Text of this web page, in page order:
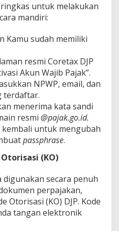
untuk melakukan
mandiri:
Kamu sudah memiliki
resmi Coretax DJP
Akun Wajib Pajak”.
NPWP, email, dan
terdaftar.
menerima kata sandi
resmi @pajak.go.id.
kembali untuk mengubah
passphrase.
(KO)
digunakan secara penuh
perpajakan,
Otorisasi (KO) DJP. Kode
tangan elektronik